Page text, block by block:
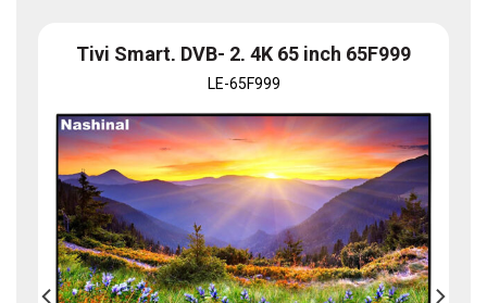
Tivi Smart, DVB- 2, 4K 65 inch 65F999
LE-65F999